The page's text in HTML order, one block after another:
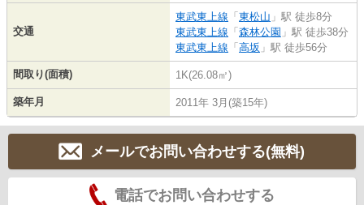
交通
東武東上線 「 東松山 」駅 徒歩8分
東武東上線 「 森林公園 」駅 徒歩38分
東武東上線 「 高坂 」駅 徒歩56分
間取り(面積) 1K(26.08㎡)
築年月 2011年 3月(築15年)
メールでお問い合わせする(無料)
電話でお問い合わせする